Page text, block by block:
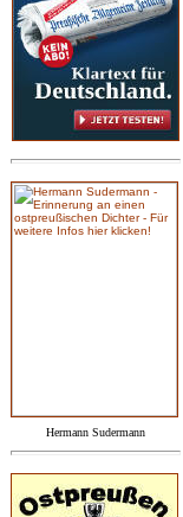
Hermann Sudermann